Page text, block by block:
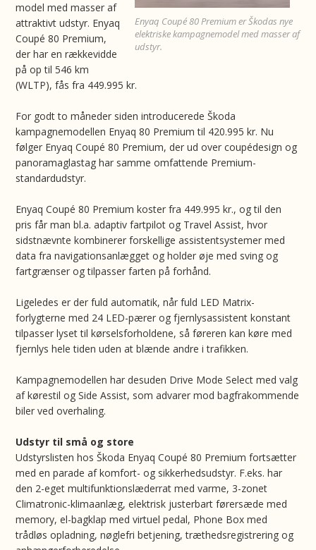
Enyaq Coupé 80 Premium er Škodas nye
elektriske kampagnemodel med masser af
udstyr.
model med masser af
attraktivt udstyr. Enyaq
Coupé 80 Premium,
der har en rækkevidde
på op til 546 km
(WLTP), fås fra 449.995 kr.
For godt to måneder siden introducerede Škoda
kampagnemodellen Enyaq 80 Premium til 420.995 kr. Nu
følger Enyaq Coupé 80 Premium, der ud over coupédesign og
panoramaglastag har samme omfattende Premium-
standardudstyr.
Enyaq Coupé 80 Premium koster fra 449.995 kr., og til den
pris får man bl.a. adaptiv fartpilot og Travel Assist, hvor
sidstnævnte kombinerer forskellige assistentsystemer med
data fra navigationsanlægget og holder øje med sving og
fartgrænser og tilpasser farten på forhånd.
Ligeledes er der fuld automatik, når fuld LED Matrix-
forlygterne med 24 LED-pærer og fjernlysassistent konstant
tilpasser lyset til kørselsforholdene, så føreren kan køre med
fjernlys hele tiden uden at blænde andre i trafikken.
Kampagnemodellen har desuden Drive Mode Select med valg
af kørestil og Side Assist, som advarer mod bagfrakommende
biler ved overhaling.
Udstyr til små og store
Udstyrslisten hos Škoda Enyaq Coupé 80 Premium fortsætter
med en parade af komfort- og sikkerhedsudstyr. F.eks. har
den 2-eget multifunktionslæderrat med varme, 3-zonet
Climatronic-klimaanlæg, elektrisk justerbart førersæde med
memory, el-bagklap med virtuel pedal, Phone Box med
trådløs opladning, nøglefri betjening, træthedsregistrering og